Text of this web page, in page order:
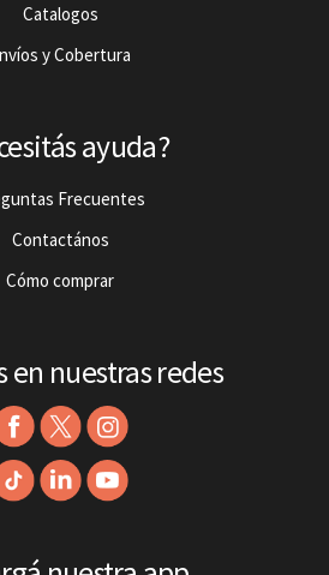
Catalogos
y Cobertura
ayuda?
Frecuentes
Contactános
Cómo comprar
en nuestras redes